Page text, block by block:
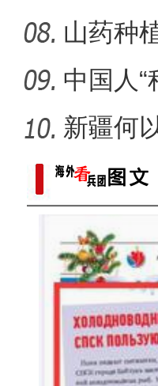
山药种
中国人
场
新疆何
范基地